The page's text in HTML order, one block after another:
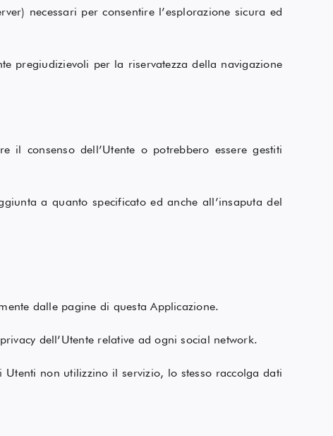
necessari per consentire l’esplorazione sicura ed
pregiudizievoli per la riservatezza della navigazione
consenso dell’Utente o potrebbero essere gestiti
a quanto specificato ed anche all’insaputa del
dalle pagine di questa Applicazione.
dell’Utente relative ad ogni social network.
non utilizzino il servizio, lo stesso raccolga dati